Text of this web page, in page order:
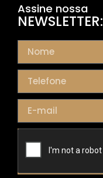
Assine nossa
NEWSLETTER: